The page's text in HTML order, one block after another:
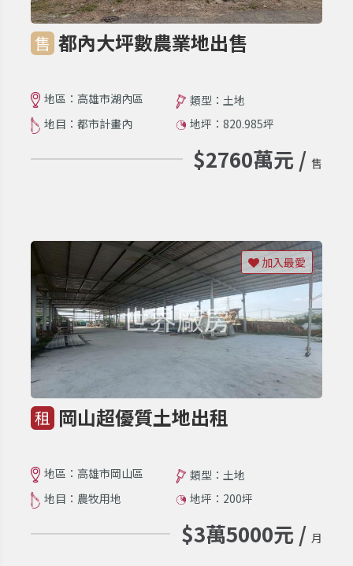
售 都內大坪數農業地出售
地區：高雄市湖內區
類型：土地
地目：都市計畫內
地坪：820.985坪
$2760萬元 / 售
租 岡山超優質土地出租
地區：高雄市岡山區
類型：土地
地目：農牧用地
地坪：200坪
$3萬5000元 / 月
加入最愛